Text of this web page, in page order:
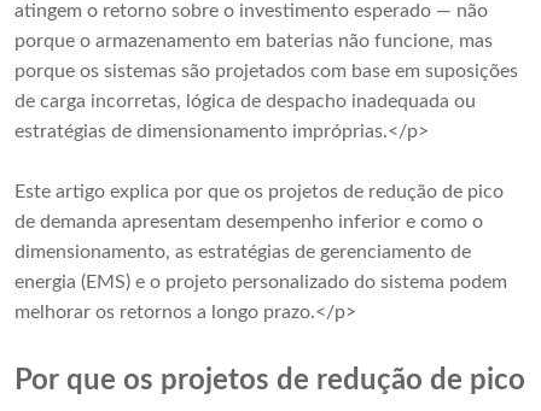
atingem o retorno sobre o investimento esperado — não
porque o armazenamento em baterias não funcione, mas
porque os sistemas são projetados com base em suposições
de carga incorretas, lógica de despacho inadequada ou
estratégias de dimensionamento impróprias.</p>
Este artigo explica por que os projetos de redução de pico
de demanda apresentam desempenho inferior e como o
dimensionamento, as estratégias de gerenciamento de
energia (EMS) e o projeto personalizado do sistema podem
melhorar os retornos a longo prazo.</p>
Por que os projetos de redução de pico